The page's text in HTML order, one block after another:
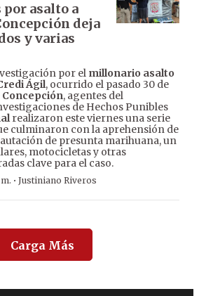
asalto a
deja
y varias
por el millonario asalto
Ágil, ocurrido el pasado 30 de
Concepción, agentes del
de Hechos Punibles
realizaron este viernes una serie
culminaron con la aprehensión de
de presunta marihuana, un
motocicletas y otras
clave para el caso.
· Justiniano Riveros
Carga Más